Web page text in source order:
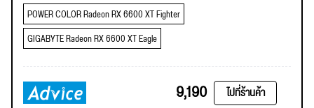
POWER COLOR Radeon RX 6600 XT Fighter
GIGABYTE Radeon RX 6600 XT Eagle
9,190 ไปที่ร้านค้า